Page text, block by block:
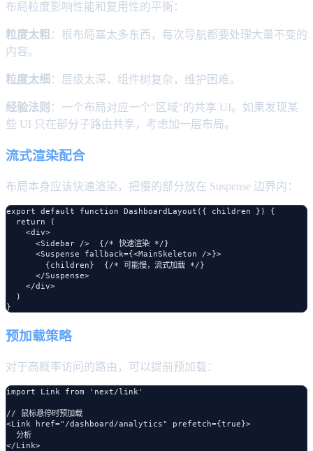
布局粒度影响性能和复用性的平衡：
粒度太粗 ：根布局塞太多东西，每次导航都要处理大量不变的
内容。
粒度太细 ：层级太深，组件树复杂，维护困难。
经验法则 ：一个布局对应一个"区域"的共享 UI。如果发现某
些 UI 只在部分子路由共享，考虑加一层布局。
流式渲染配合
布局本身应该快速渲染，把慢的部分放在 Suspense 边界内：
export default function DashboardLayout({ children }) {
  return (
    <div>
      <Sidebar />  {/* 快速渲染 */}
      <Suspense fallback={<MainSkeleton />}>
        {children}  {/* 可能慢，流式加载 */}
      </Suspense>
    </div>
  )
预加载策略
对于高概率访问的路由，可以提前预加载：
import Link from 'next/link'
// 鼠标悬停时预加载
<Link href="/dashboard/analytics" prefetch={true}>
  分析
</Link>